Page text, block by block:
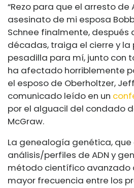
“Rezo para que el arresto de
asesinato de mi esposa
Schnee finalmente,
décadas, traiga el cierre y la
pesadilla para mí, junto con
ha afectado horriblemente
el esposo de Oberholtzer,
comunicado leído en un
por el alguacil del condado
McGraw.
La genealogía genética,
análisis/perfiles de ADN y
método científico avanzado
mayor frecuencia entre los